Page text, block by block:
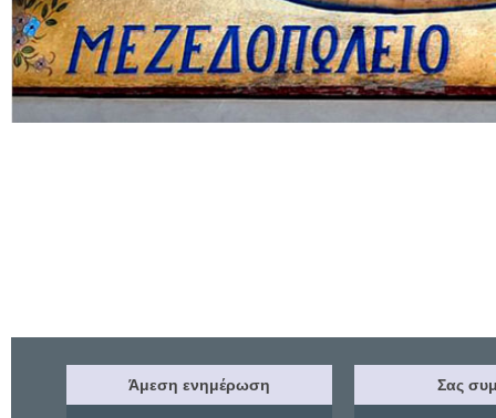
Άμεση ενημέρωση Σας